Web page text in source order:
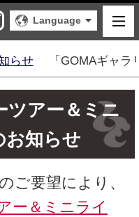
しもだて美術館
Instagram
Language
らせ 「GOMAギャ
ツアー＆ミニ
お知らせ
ご要望により、
ー＆ミニライ